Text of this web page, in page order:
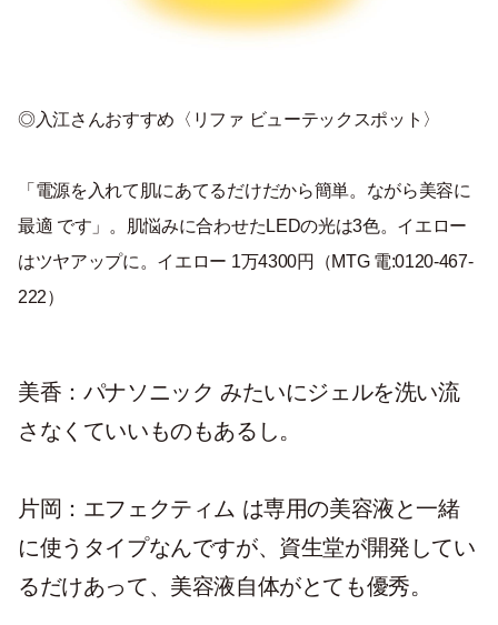
◎入江さんおすすめ〈リファ ビューテックスポット〉
「電源を入れて肌にあてるだけだから簡単。ながら美容に
最適 です」。肌悩みに合わせたLEDの光は3色。イエロー
はツヤアップに。イエロー 1万4300円（MTG 電:0120-467-
222）
美香：パナソニック みたいにジェルを洗い流
さなくていいものもあるし。
片岡：エフェクティム は専用の美容液と一緒
に使うタイプなんですが、資生堂が開発してい
るだけあって、美容液自体がとても優秀。